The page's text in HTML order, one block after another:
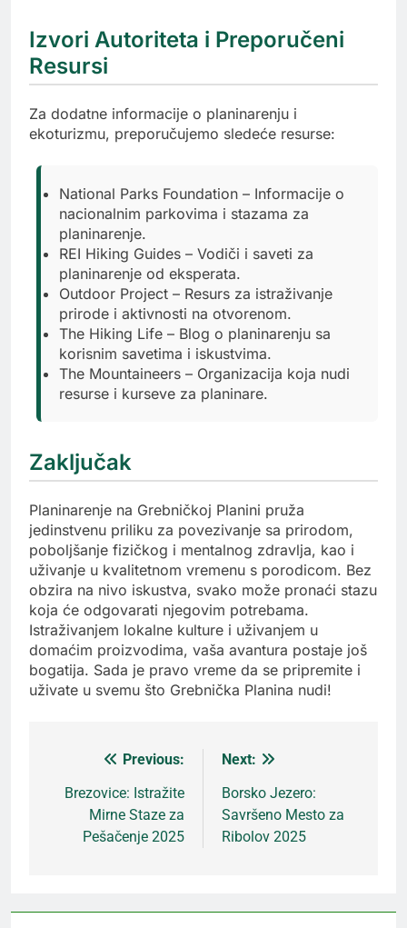
Izvori Autoriteta i Preporučeni
Resursi
Za dodatne informacije o planinarenju i
ekoturizmu, preporučujemo sledeće resurse:
National Parks Foundation – Informacije o
nacionalnim parkovima i stazama za
planinarenje.
REI Hiking Guides – Vodiči i saveti za
planinarenje od eksperata.
Outdoor Project – Resurs za istraživanje
prirode i aktivnosti na otvorenom.
The Hiking Life – Blog o planinarenju sa
korisnim savetima i iskustvima.
The Mountaineers – Organizacija koja nudi
resurse i kurseve za planinare.
Zaključak
Planinarenje na Grebničkoj Planini pruža
jedinstvenu priliku za povezivanje sa prirodom,
poboljšanje fizičkog i mentalnog zdravlja, kao i
uživanje u kvalitetnom vremenu s porodicom. Bez
obzira na nivo iskustva, svako može pronaći stazu
koja će odgovarati njegovim potrebama.
Istraživanjem lokalne kulture i uživanjem u
domaćim proizvodima, vaša avantura postaje još
bogatija. Sada je pravo vreme da se pripremite i
uživate u svemu što Grebnička Planina nudi!
Кретање
чланка
Previous:
Brezovice: Istražite
Mirne Staze za
Pešačenje 2025
Next:
Borsko Jezero:
Savršeno Mesto za
Ribolov 2025